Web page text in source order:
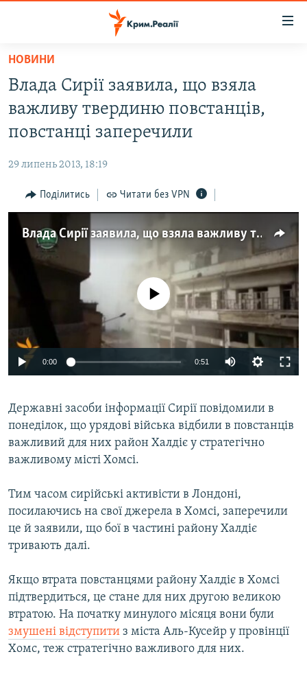
Перейти
основного
матеріалу
до
основної
Перейти
до
пошуку
ВОДА.КРИМ
ВІДЕО ТА ФОТО
БЛОГИ
ПОГЛЯД
ІНТЕРВ'Ю
ВСЕ ЗА ДЕНЬ
СПЕЦПРОЕКТИ
ВІДЕОУРОКИ «ELIFBE»
СВІДЧЕННЯ ОКУПАЦІЇ
УКРАЇНСЬКА ПРОБЛЕМА КРИМУ
ЯК ОБІЙТИ БЛОКУВАННЯ
Русский
Qırımtatar
Усі сайти RFE/RL
НОВИНИ
Влада Сирії заявила, що взяла
важливу твердиню повстанців,
повстанці заперечили
29 липень 2013, 18:19
Поділитись Читати без VPN
Влада Сирії заявила, що взяла важливу твердиню повстанців, повстанці заперечили
No media source currently available
0:00 0:51
Державні засоби інформації Сирії повідомили в
понеділок, що урядові війська відбили в повстанців
важливий для них район Халдіє у стратегічно
важливому місті Хомсі.
Тим часом сирійські активісти в Лондоні,
посилаючись на свої джерела в Хомсі, заперечили
це й заявили, що бої в частині району Халдіє
тривають далі.
Якщо втрата повстанцями району Халдіє в Хомсі
підтвердиться, це стане для них другою великою
втратою. На початку минулого місяця вони були
змушені відступити з міста Аль-Кусейр у провінції
Хомс, теж стратегічно важливого для них.